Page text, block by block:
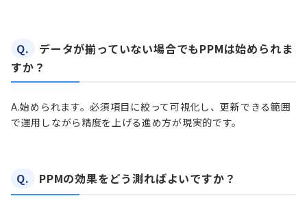
Q.
データが揃っていない場合でもPPMは始められま
すか？
A.始められます。必須項目に絞って可視化し、更新できる範囲
で運用しながら精度を上げる進め方が現実的です。
Q. PPMの効果をどう測ればよいですか？